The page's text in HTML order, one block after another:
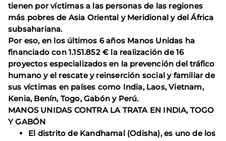
tienen por víctimas a las personas de las regiones
más pobres de Asia Oriental y Meridional y del África
subsahariana.
Por eso, en los últimos 6 años Manos Unidas ha
financiado con 1.151.852 € la realización de16
proyectos especializados en la prevención del tráfico
humano y el rescate y reinserción social y familiar de
sus víctimas en países como India, Laos, Vietnam,
Kenia, Benín, Togo, Gabón y Perú.
MANOS UNIDAS CONTRA LA TRATA EN INDIA, TOGO
Y GABÓN
El distrito de Kandhamal (Odisha), es uno de los